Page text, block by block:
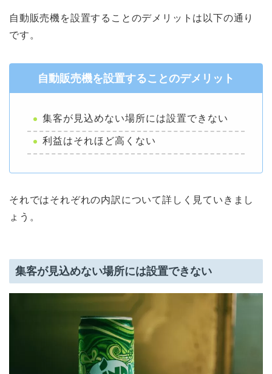
自動販売機を設置することのデメリットは以下の通り
です。
自動販売機を設置することのデメリット
集客が見込めない場所には設置できない
利益はそれほど高くない
それではそれぞれの内訳について詳しく見ていきまし
ょう。
集客が見込めない場所には設置できない